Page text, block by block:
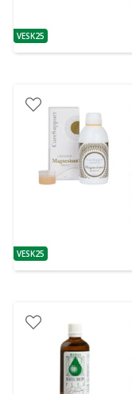
patarimas
VESK25
patarimas
VESK25